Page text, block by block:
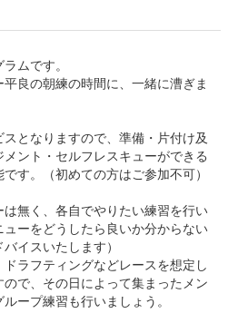
ムです。
良の朝練の時間に、一緒に漕ぎま
となりますので、準備・片付け及
ント・セルフレスキューができる
す。（初めての方はご参加不可）
は無く、各自でやりたい練習を行い
ューをどうしたら良いか分からない
イスいたします）
ドラフティングなどレースを想定し
ので、その日によって集まったメン
ープ練習も行いましょう。